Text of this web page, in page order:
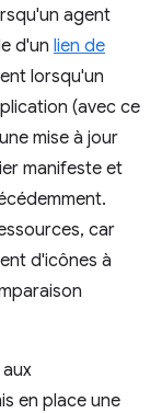
agent
d'un lien de
lorsqu'un
(avec ce
mise à jour
manifeste et
car
d'icônes à
en place une